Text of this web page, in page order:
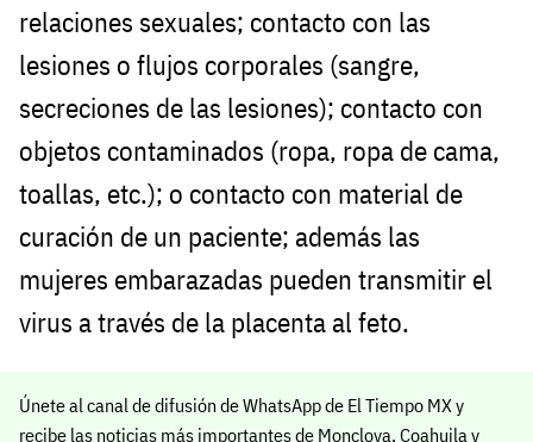
relaciones sexuales; contacto con las
lesiones o flujos corporales (sangre,
secreciones de las lesiones); contacto con
objetos contaminados (ropa, ropa de cama,
toallas, etc.); o contacto con material de
curación de un paciente; además las
mujeres embarazadas pueden transmitir el
virus a través de la placenta al feto.
Únete al canal de difusión de WhatsApp de El Tiempo MX y
recibe las noticias más importantes de Monclova, Coahuila y